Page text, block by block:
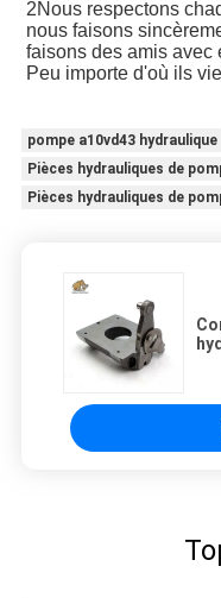
2Nous respectons
nous faisons
faisons des amis avec
Peu importe d'où ils
pompe a10vd43 hydraulique
Pièces hydrauliques de
Pièces hydrauliques de